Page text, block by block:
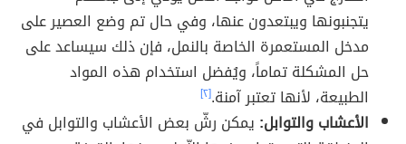
يتجنبونها ويبتعدون عنها، وفي حال تم وضع العصير على
مدخل المستعمرة الخاصة بالنمل، فإن ذلك سيساعد على
حل المشكلة تماماً، ويُفضل استخدام هذه المواد
الطبيعة، لأنها تعتبر آمنة.[٢]
الأعشاب والتوابل: يمكن رشّ بعض الأعشاب والتوابل في